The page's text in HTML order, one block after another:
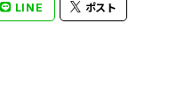
LINE ポスト